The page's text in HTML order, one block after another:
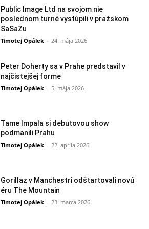
Public Image Ltd na svojom nie
poslednom turné vystúpili v pražskom
SaSaZu
Timotej Opálek - 24. mája 2026
Peter Doherty sa v Prahe predstavil v
najčistejšej forme
Timotej Opálek - 5. mája 2026
Tame Impala si debutovou show
podmanili Prahu
Timotej Opálek - 22. apríla 2026
Gorillaz v Manchestri odštartovali novú
éru The Mountain
Timotej Opálek - 23. marca 2026